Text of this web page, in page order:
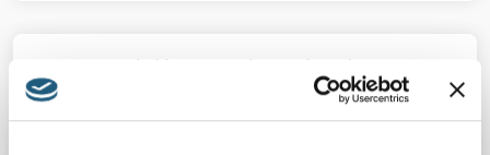
WORKCAMP GRÜNES BAND BEI TITSCHENDORF